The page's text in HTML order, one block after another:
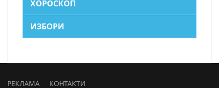
ХОРОСКОП
ИЗБОРИ
РЕКЛАМА КОНТАКТИ